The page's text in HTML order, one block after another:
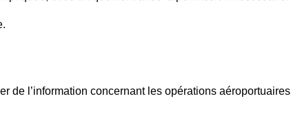
de l’information concernant les opérations